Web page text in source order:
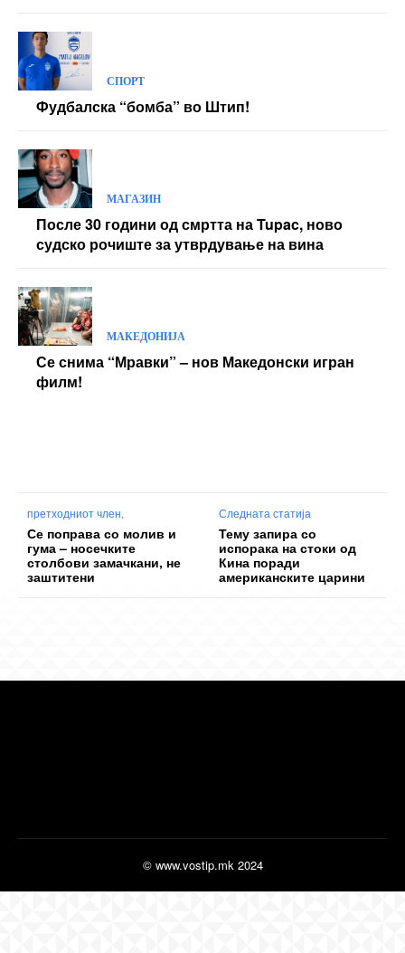
СПОРТ
Фудбалска “бомба” во Штип!
МАГАЗИН
После 30 години од смртта на Tupac, ново
судско рочиште за утврдување на вина
МАКЕДОНИЈА
Се снима “Мравки” – нов Македонски игран
филм!
претходниот член,
Се поправа со молив и
гума – носечките
столбови замачкани, не
заштитени
Следната статија
Тему запира со
испорака на стоки од
Кина поради
американските царини
© www.vostip.mk 2024